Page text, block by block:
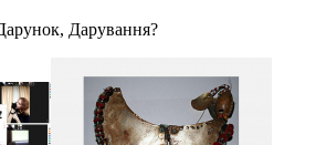
Дарування?